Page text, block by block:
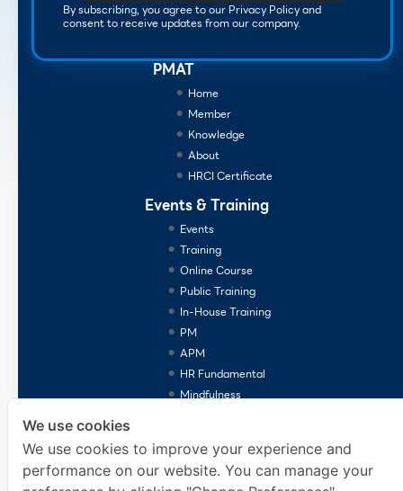
By subscribing, you agree to our Privacy Policy and
consent to receive updates from our company.
PMAT
Home
Member
Knowledge
About
HRCI Certificate
Events & Training
Events
Training
Online Course
Public Training
In-House Training
PM
APM
HR Fundamental
Mindfulness
We use cookies
We use cookies to improve your experience and
performance on our website. You can manage your